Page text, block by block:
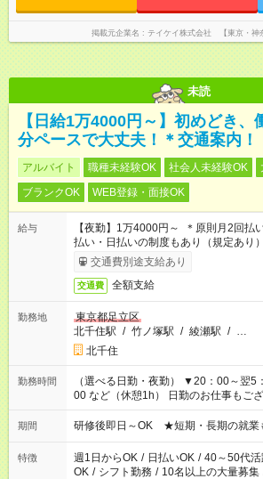
掲載元企業名 テイケイ株式会社 【東京・神
未読
【日給1万4000円～】初めどき、
分ペースで大丈夫！＊交通案内！
アルバイト 職種未経験OK 社会人未経験OK
ブランクOK
WEB登録・面接OK
給与
【夜勤】1万4000円～ ＊原則月2回払
払い・日払いの制度もあり（規定あり
交通費別途支給あり
交通費 全額支給
勤務地
東京都足立区
北千住駅 / 竹ノ塚駅 / 綾瀬駅 / …
北千住
勤務時間
（選べる日勤・夜勤） ▼20：00～翌5
00 など（休憩1h） 日勤のお仕事もございます！お気軽にご相談
ください！
期間 研修後即日～OK ★短期・長期の就業
特徴 週1日からOK / 日払いOK / 40～50代活
OK / シフト勤務 / 10名以上の大量募集